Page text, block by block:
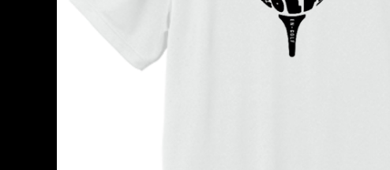
ドライポロシャツ 〜PAR109 3H〜